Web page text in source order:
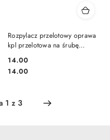
Rozpylacz przelotowy oprawa
kpl przelotowa na śrubę
rozpylacza na śrubę z dyszą
króciec przelotowy kpl
Cena:
14.00
Cena:
14.00